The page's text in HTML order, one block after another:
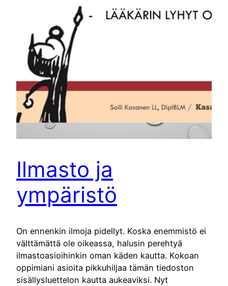
Ilmasto ja
ympäristö
On ennenkin ilmoja pidellyt. Koska enemmistö ei
välttämättä ole oikeassa, halusin perehtyä
ilmastoasioihinkin oman käden kautta. Kokoan
oppimiani asioita pikkuhiljaa tämän tiedoston
sisällysluettelon kautta aukeaviksi. Nyt